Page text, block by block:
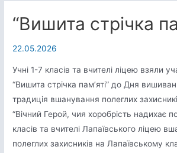
“Вишита стрічка
22.05.2026
Учні 1-7 класів та вчителі ліцею взяли
“Вишита стрічка пам’яті” до Дня
традиція вшанування полеглих
“Вічний Герой, чия хоробрість надихає
класів та вчителі Лапаївського ліцею
полеглих захисників на Лапаївському